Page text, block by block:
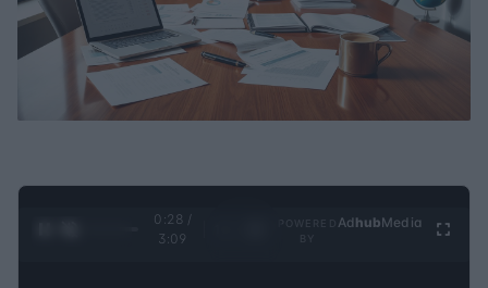
0:29 /
3:09
Ad hubMedia